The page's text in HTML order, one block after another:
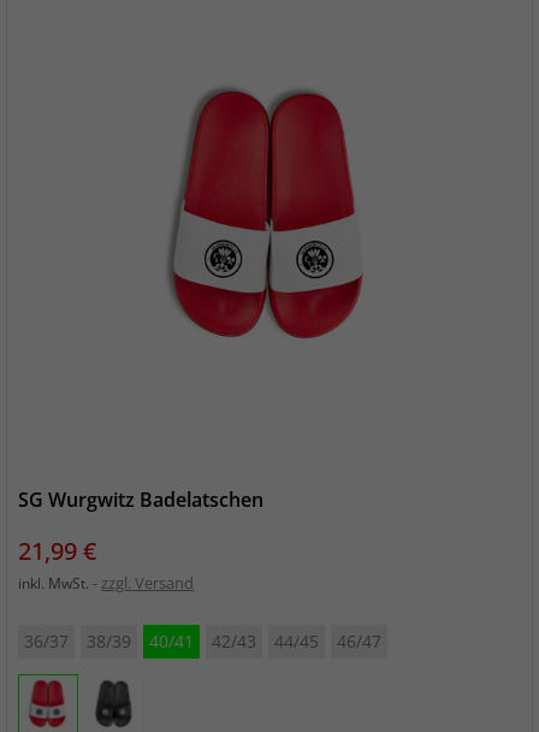
SG Wurgwitz Badelatschen
Preis
21,99 €
inkl. MwSt. zzgl. Versand
36/37 38/39 40/41 42/43 44/45 46/47